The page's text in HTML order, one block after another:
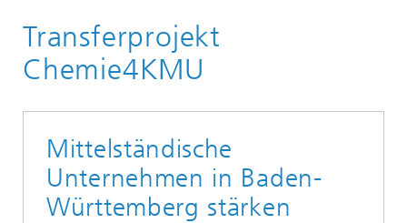
Projekte & Kooperationen
Transferprojekt
Chemie4KMU
Mittelständische
Unternehmen in Baden-
Württemberg stärken